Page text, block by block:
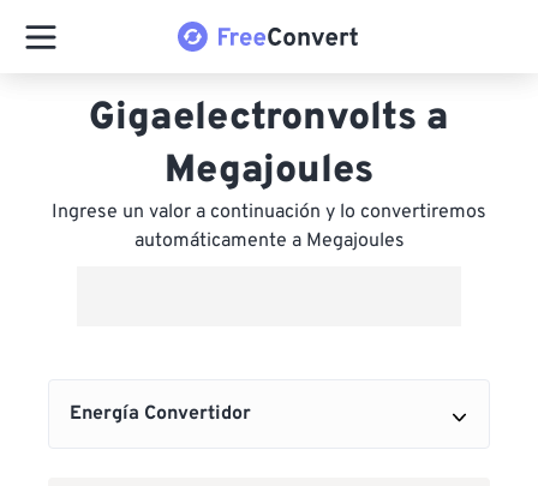
Gigaelectronvolts a
Megajoules
Ingrese un valor a continuación y lo convertiremos
automáticamente a Megajoules